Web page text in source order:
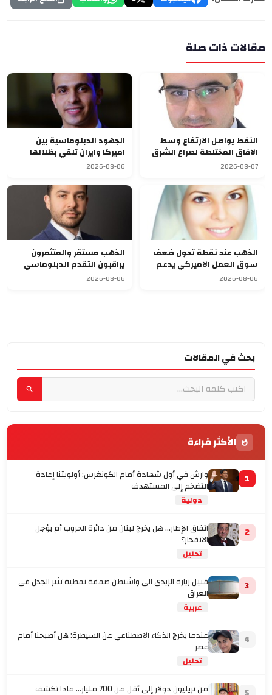
مقالات ذات صلة
النفط يواصل الارتفاع وسط
الافاق المختلطة لصراع الشرق
الاوسط
2026-08-07
الجهود الدبلوماسية بين
اميركا وايران تلقي بظلالها
غلى الاسواق العالمية
2026-08-06
الذهب عند نقطة تحول ضعف
سوق العمل الاميركي يدعم
الصعود
2026-08-06
الذهب مستقر والمتثمرون
يراقبون التقدم الدبلوماسي
بالشرق الاوسط
2026-08-06
بحث في المقالات
الأكثر قراءة
1 وارش في أول شهادة أمام الكونغرس: أولويتنا إعادة
التضخم إلى المستهدف
دولية
2 اتفاق الإطار... هل يخرج لبنان من دائرة الحروب أم يؤجل
الانفجار؟
تحليل
3 قبيل زيارة الزيدي الى واشنطن صفقة نفطية تثير الجدل في
العراق
عربية
4 عندما يخرج الذكاء الاصطناعي عن السيطرة: هل أصبحنا أمام
عصر
تحليل
من تريليون دولار إلى أقل من 700 مليار… ماذا تكشف